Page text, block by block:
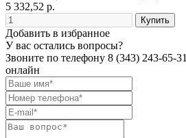
5 332,52 р.
Добавить в избранное
У вас остались вопросы?
Звоните по телефону 8 (343) 243-65-31
онлайн